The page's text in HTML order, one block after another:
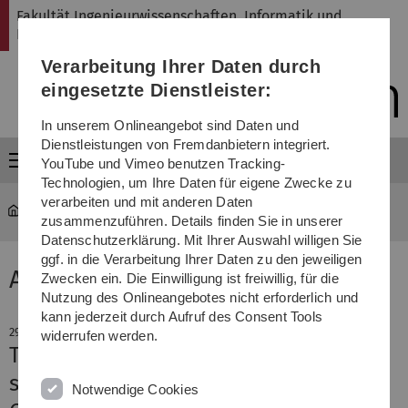
Direkt
Direkt
Direkt
(Sprache,
Drucken,
Media)
Direkt
Direkt
Fakultät Ingenieurwissenschaften, Informatik und
Psychologie
Menü
Aktuelle Meldung
29. April 2020
Teilnehmende gesucht -
sozialpsychologische Studie zur
Verarbeitung Ihrer Daten durch
eingesetzte Dienstleister:
In unserem Onlineangebot sind Daten und
Dienstleistungen von Fremdanbietern integriert.
YouTube und Vimeo benutzen Tracking-
Technologien, um Ihre Daten für eigene Zwecke zu
verarbeiten und mit anderen Daten
zusammenzuführen. Details finden Sie in unserer
Datenschutzerklärung. Mit Ihrer Auswahl willigen Sie
ggf. in die Verarbeitung Ihrer Daten zu den jeweiligen
Zwecken ein. Die Einwilligung ist freiwillig, für die
Nutzung des Onlineangebotes nicht erforderlich und
kann jederzeit durch Aufruf des Consent Tools
widerrufen werden.
Notwendige Cookies